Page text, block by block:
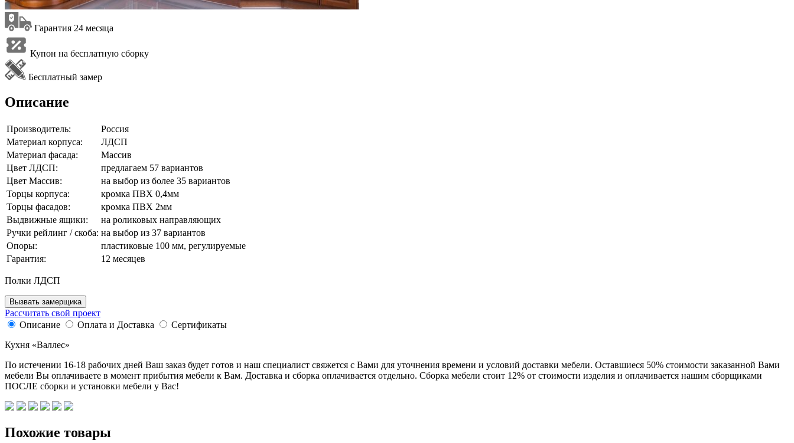
Гарантия 24 месяца
Купон на бесплатную сборку
Бесплатный замер
Описание
Производитель:
Россия
Материал корпуса:
ЛДСП
Материал фасада:
Массив
Цвет ЛДСП:
предлагаем 57 вариантов
Цвет Массив:
на выбор из более 35 вариантов
Торцы корпуса:
кромка ПВХ 0,4мм
Торцы фасадов:
кромка ПВХ 2мм
Выдвижные ящики:
на роликовых направляющих
Ручки рейлинг / скоба: на выбор из 37 вариантов
Опоры:
пластиковые 100 мм, регулируемые
Гарантия:
12 месяцев
Полки ЛДСП
Вызвать замерщика
Рассчитать свой проект
Описание
Оплата и Доставка
Сертификаты
Кухня «Валлес»
По истечении 16-18 рабочих дней Ваш заказ будет готов и наш специалист свяжется с Вами для уточнения времени и условий доставки мебели. Оставшиеся 50% стоимости заказанной Вами
мебели Вы оплачиваете в момент прибытия мебели к Вам. Доставка и сборка оплачивается отдельно. Сборка мебели стоит 12% от стоимости изделия и оплачивается нашим сборщиками
ПОСЛЕ сборки и установки мебели у Вас!
Похожие товары